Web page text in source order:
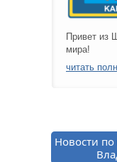
Привет из
мира!
читать
Новости